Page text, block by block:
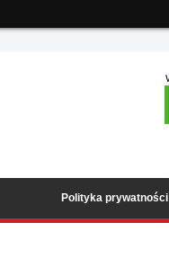
Polityka prywatności